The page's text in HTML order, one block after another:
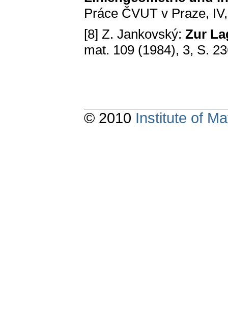
Práce ČVUT v Praze,
[8] Z. Jankovský: Zur
mat. 109 (1984), 3, S.
© 2010 Institute of